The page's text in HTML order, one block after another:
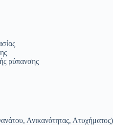
ρύπανσης
Ανικανότητας, Ατυχήματος)